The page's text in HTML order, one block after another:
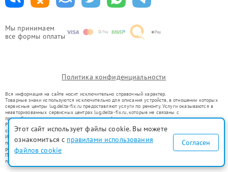
Мы принимаем
все формы оплаты
Политика конфиденциальности
Вся информация на сайте носит исключительно справочный характер.
Товарные знаки используются исключительно для описания устройств, в отношении которых
сервисные центры lug.delta-fix.ru предоставляют услуги по ремонту. Услуги оказываются в
неавторизованных сервисных центрах lug.delta-fix.ru, которые не связаны с
правообладателями товарных знаков или их официальными представителями.
Ремонт осуществляется для устройств, уже введенных в гражданский оборот в соответствии
со статьей 1487 ГК РФ.
Использование товарных знаков не преследует цели индивидуализации услуг или введения
потребителей в заблуждение, а служит для информирования о предоставляемых услугах по
ремонту техники указанных брендов.
Представленная на сайте информация не является публичной офертой, определяемой
положениями Статьи 437(2) Гражданского кодекса РФ
Этот сайт использует файлы cookie. Вы можете
ознакомиться с правилами использования
файлов cookie
Согласен